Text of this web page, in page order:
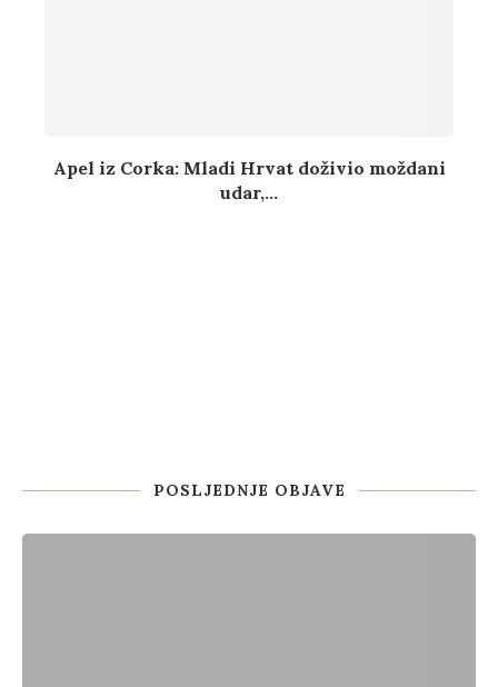
Apel iz Corka: Mladi Hrvat doživio moždani
udar,...
POSLJEDNJE OBJAVE